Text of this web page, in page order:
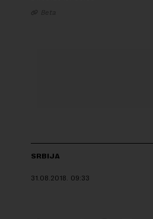
Beta
SRBIJA
31.08.2018. 09:33